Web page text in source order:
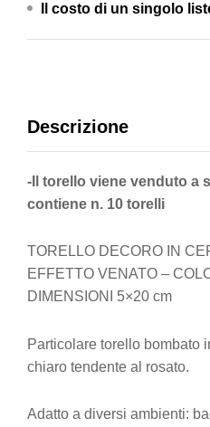
Il costo di un singolo
Descrizione
-Il torello viene venduto a
contiene n. 10 torelli
TORELLO DECORO IN
EFFETTO VENATO –
DIMENSIONI 5×20 cm
Particolare torello bombato
chiaro tendente al rosato.
Adatto a diversi ambienti: